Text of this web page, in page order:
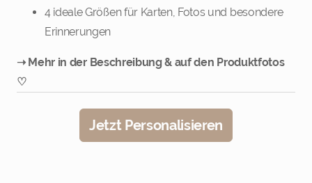
4 ideale Größen für Karten, Fotos und besondere
Erinnerungen
➝ Mehr in der Beschreibung & auf den Produktfotos
♡
Jetzt Personalisieren
Wähle deine passende Größe
Weiter